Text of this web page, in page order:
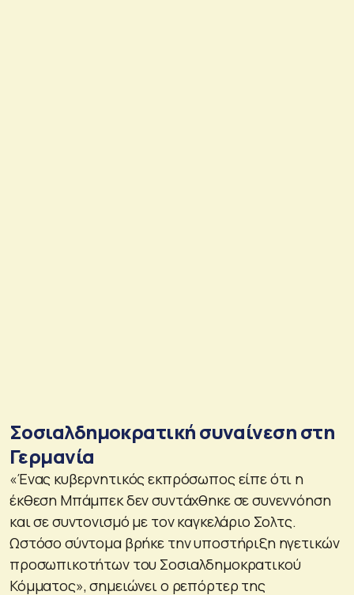
Σοσιαλδημοκρατική συναίνεση στη
Γερμανία
«Ένας κυβερνητικός εκπρόσωπος είπε ότι η
έκθεση Μπάμπεκ δεν συντάχθηκε σε συνεννόηση
και σε συντονισμό με τον καγκελάριο Σολτς.
Ωστόσο σύντομα βρήκε την υποστήριξη ηγετικών
προσωπικοτήτων του Σοσιαλδημοκρατικού
Κόμματος», σημειώνει ο ρεπόρτερ της